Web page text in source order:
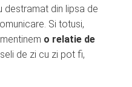
din lipsa de
Si totusi,
o relatie de
de zi cu zi pot fi,